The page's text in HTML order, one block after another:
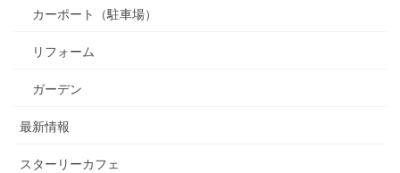
カーポート（駐車場）
リフォーム
ガーデン
最新情報
スターリーカフェ